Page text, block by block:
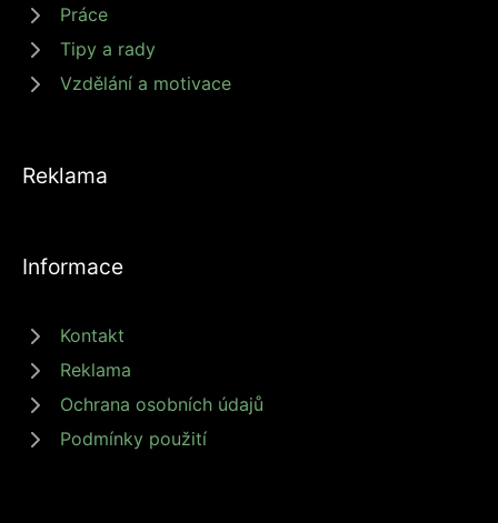
Práce
Tipy a rady
Vzdělání a motivace
Reklama
Informace
Kontakt
Reklama
Ochrana osobních údajů
Podmínky použití